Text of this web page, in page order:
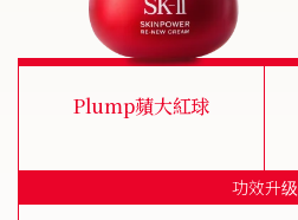
Plump蘋大紅球
功效升级